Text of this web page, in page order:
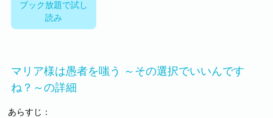
ブック放題で試し
読み
マリア様は愚者を嗤う ～その選択でいいんです
ね？～の詳細
あらすじ：